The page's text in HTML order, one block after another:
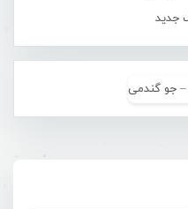
جدید